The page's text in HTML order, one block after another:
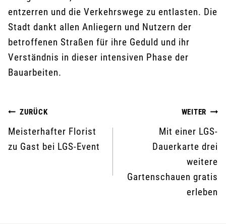
entzerren und die Verkehrswege zu entlasten. Die
Stadt dankt allen Anliegern und Nutzern der
betroffenen Straßen für ihre Geduld und ihr
Verständnis in dieser intensiven Phase der
Bauarbeiten.
Beitragsnavigation
ZURÜCK
Meisterhafter Florist
zu Gast bei LGS-Event
WEITER
Mit einer LGS-
Dauerkarte drei
weitere
Gartenschauen gratis
erleben